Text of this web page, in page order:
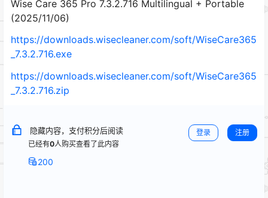
Wise Care 365 Pro 7.3.2.716 Multilingual + Portable
(2025/11/06)
https://downloads.wisecleaner.com/soft/WiseCare365
_7.3.2.716.exe
https://downloads.wisecleaner.com/soft/WiseCare365
_7.3.2.716.zip
隐藏内容，支付积分后阅读
已经有0人购买查看了此内容
200
登录 注册